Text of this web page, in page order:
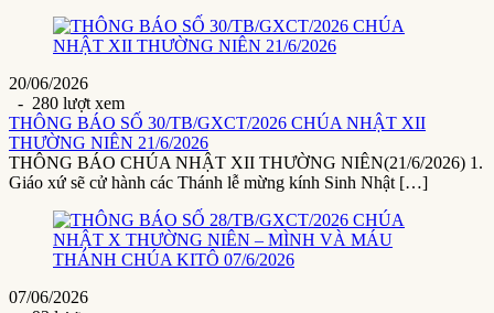
20/06/2026
- 280 lượt xem
THÔNG BÁO SỐ 30/TB/GXCT/2026 CHÚA NHẬT XII
THƯỜNG NIÊN 21/6/2026
THÔNG BÁO CHÚA NHẬT XII THƯỜNG NIÊN(21/6/2026) 1.
Giáo xứ sẽ cử hành các Thánh lễ mừng kính Sinh Nhật […]
07/06/2026